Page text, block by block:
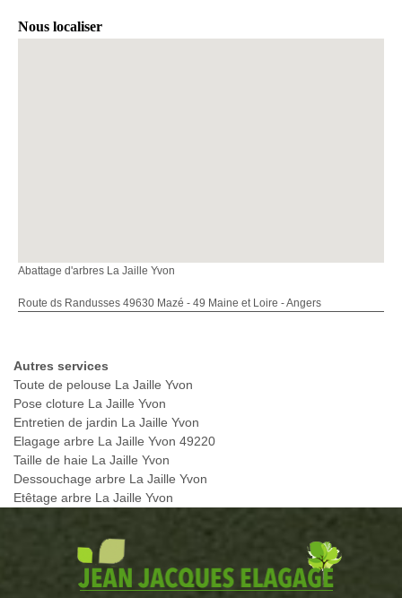
Nous localiser
Abattage d'arbres La Jaille Yvon
Route ds Randusses 49630 Mazé - 49 Maine et Loire - Angers
Autres services
Toute de pelouse La Jaille Yvon
Pose cloture La Jaille Yvon
Entretien de jardin La Jaille Yvon
Elagage arbre La Jaille Yvon 49220
Taille de haie La Jaille Yvon
Dessouchage arbre La Jaille Yvon
Etêtage arbre La Jaille Yvon